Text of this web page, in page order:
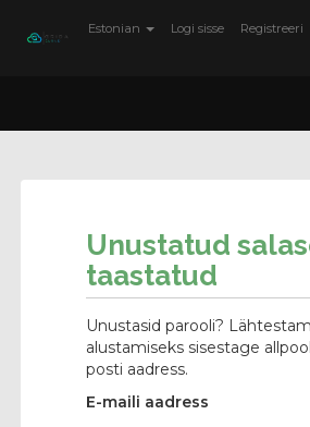
Estonian Logi sisse Registreeri
Unustatud
taastatud
Unustasid parooli?
alustamiseks sisestage
posti aadress.
E-maili aadress